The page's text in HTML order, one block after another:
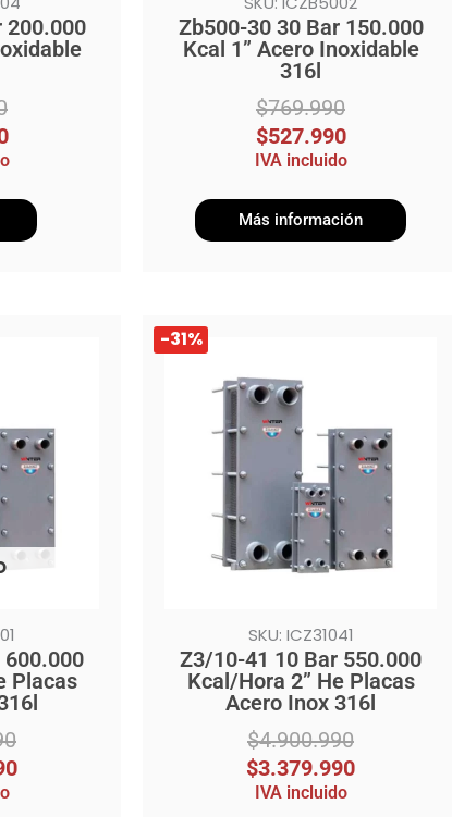
200.000
Zb500-30 30 Bar 150.000
Kcal 1” Acero Inoxidable
316l
$769.990
$527.990
IVA incluido
Más información
Placas
-31%
SKU: ICZ31041
Z3/10-41 10 Bar 550.000
Kcal/Hora 2” He Placas
Acero Inox 316l
$4.900.990
El
precio
original
$4.900.990.
$3.379.990
El
precio
actual
$3.379.990.
IVA incluido